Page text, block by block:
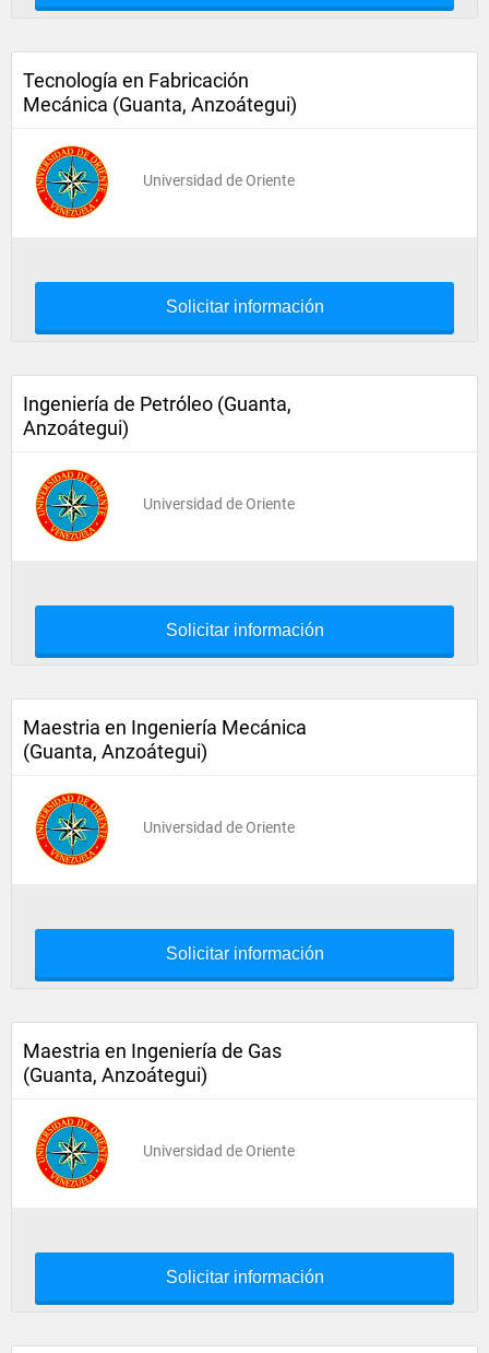
Tecnología en Fabricación
Mecánica (Guanta, Anzoátegui)
Universidad de Oriente
Solicitar información
Ingeniería de Petróleo (Guanta,
Anzoátegui)
Universidad de Oriente
Solicitar información
Maestria en Ingeniería Mecánica
(Guanta, Anzoátegui)
Universidad de Oriente
Solicitar información
Maestria en Ingeniería de Gas
(Guanta, Anzoátegui)
Universidad de Oriente
Solicitar información